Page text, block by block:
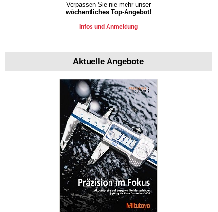
Verpassen Sie nie mehr unser
wöchentliches Top-Angebot!
Infos und Anmeldung
Aktuelle Angebote